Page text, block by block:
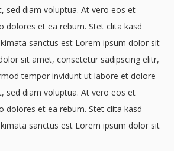
sed diam voluptua. At vero eos et
dolores et ea rebum. Stet clita kasd
sanctus est Lorem ipsum dolor sit
sit amet, consetetur sadipscing elitr,
tempor invidunt ut labore et dolore
sed diam voluptua. At vero eos et
dolores et ea rebum. Stet clita kasd
sanctus est Lorem ipsum dolor sit